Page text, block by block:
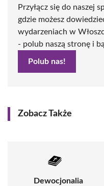
Przyłącz się do naszej
gdzie możesz
wydarzeniach w
- polub naszą stronę i
Polub nas!
Zobacz Także
Dewocjonalia